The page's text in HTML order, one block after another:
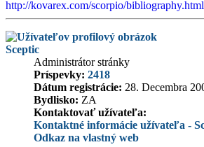
http://kovarex.com/scorpio/bibliography.html
Sceptic
Administrátor stránky
Príspevky: 2418
Dátum registrácie: 28. Decembra
Bydlisko: ZA
Kontaktovať užívateľa:
Kontaktné informácie užívateľa -
Odkaz na vlastný web